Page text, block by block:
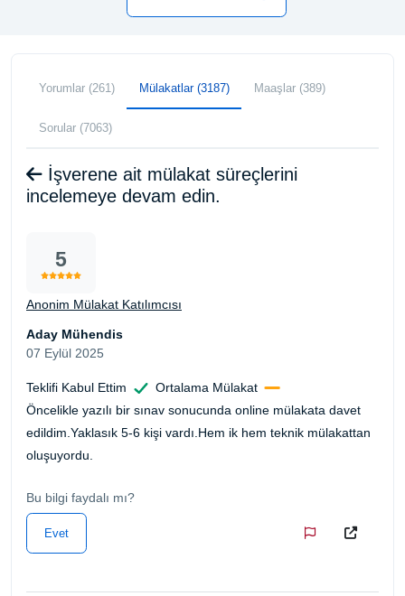
Yorumlar (261) Mülakatlar (3187) Maaşlar (389)
Sorular (7063)
İşverene ait mülakat süreçlerini
incelemeye devam edin.
5
Anonim Mülakat Katılımcısı
Aday Mühendis
07 Eylül 2025
Teklifi Kabul Ettim
Ortalama Mülakat
Öncelikle yazılı bir sınav sonucunda online mülakata davet
edildim.Yaklasık 5-6 kişi vardı.Hem ik hem teknik mülakattan
oluşuyordu.
Bu bilgi faydalı mı?
Evet